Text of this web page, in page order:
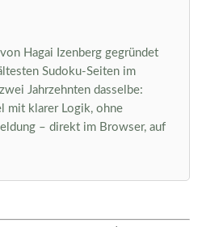
Hagai Izenberg gegründet
Sudoku-Seiten im
Jahrzehnten dasselbe:
mit klarer Logik, ohne
– direkt im Browser, auf